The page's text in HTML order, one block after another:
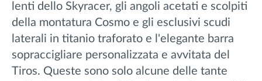
lenti dello Skyracer, gli angoli acetati e scolpiti
della montatura Cosmo e gli esclusivi scudi
laterali in titanio traforato e l'elegante barra
sopraccigliare personalizzata e avvitata del
Tiros. Queste sono solo alcune delle tante